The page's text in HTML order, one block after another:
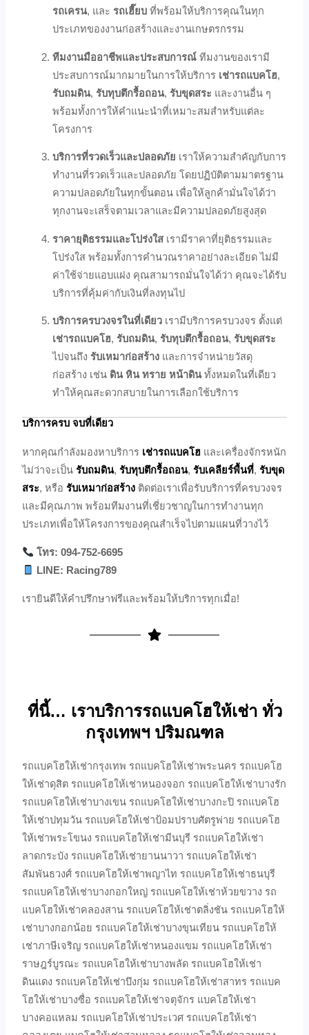
รถเครน, และรถเฮี๊ยบ ที่พร้อมให้บริการคุณในทุก
ประเภทของงานก่อสร้างและงานเกษตรกรรม
ทีมงานมืออาชีพและประสบการณ์ ทีมงานของเรามี
ประสบการณ์มากมายในการให้บริการ เช่ารถแบคโฮ,
รับถมดิน,รับทุบตึกรื้อถอน,รับขุดสระ และงานอื่น ๆ
พร้อมทั้งการให้คำแนะนำที่เหมาะสมสำหรับแต่ละ
โครงการ
บริการที่รวดเร็วและปลอดภัย เราให้ความสำคัญกับการ
ทำงานที่รวดเร็วและปลอดภัย โดยปฏิบัติตามมาตรฐาน
ความปลอดภัยในทุกขั้นตอน เพื่อให้ลูกค้ามั่นใจได้ว่า
ทุกงานจะเสร็จตามเวลาและมีความปลอดภัยสูงสุด
ราคายุติธรรมและโปร่งใส เรามีราคาที่ยุติธรรมและ
โปร่งใส พร้อมทั้งการคำนวณราคาอย่างละเอียด ไม่มี
ค่าใช้จ่ายแอบแฝง คุณสามารถมั่นใจได้ว่า คุณจะได้รับ
บริการที่คุ้มค่ากับเงินที่ลงทุนไป
บริการครบวงจรในที่เดียว เรามีบริการครบวงจร ตั้งแต่
เช่ารถแบคโฮ,รับถมดิน,รับทุบตึกรื้อถอน,รับขุดสระ
ไปจนถึงรับเหมาก่อสร้าง และการจำหน่ายวัสดุ
ก่อสร้าง เช่น ดิน หิน ทราย หน้าดินทั้งหมดในที่เดียว
ทำให้คุณสะดวกสบายในการเลือกใช้บริการ
บริการครบ จบที่เดียว
หากคุณกำลังมองหาบริการ เช่ารถแบคโฮ และเครื่องจักรหนัก
ไม่ว่าจะเป็นรับถมดิน,รับทุบตึกรื้อถอน, รับเคลียร์พื้นที่,รับขุด
สระ, หรือรับเหมาก่อสร้าง ติดต่อเราเพื่อรับบริการที่ครบวงจร
และมีคุณภาพ พร้อมทีมงานที่เชี่ยวชาญในการทำงานทุก
ประเภทเพื่อให้โครงการของคุณสำเร็จไปตามแผนที่วางไว้
โทร: 094-752-6695
LINE: Racing789
เรายินดีให้คำปรึกษาฟรีและพร้อมให้บริการทุกเมื่อ!
ที่นี้… เราบริการรถแบคโฮให้เช่า ทั่ว
กรุงเทพฯ ปริมณฑล
รถแบคโฮให้เช่ากรุงเทพ รถแบคโฮให้เช่าพระนคร รถแบคโฮ
ให้เช่าดุสิต รถแบคโฮให้เช่าหนองจอก รถแบคโฮให้เช่าบางรัก
รถแบคโฮให้เช่าบางเขน รถแบคโฮให้เช่าบางกะปิ รถแบคโฮ
ให้เช่าปทุมวัน รถแบคโฮให้เช่าป้อมปราบศัตรูพ่าย รถแบคโฮ
ให้เช่าพระโขนง รถแบคโฮให้เช่ามีนบุรี รถแบคโฮให้เช่า
ลาดกระบัง รถแบคโฮให้เช่ายานนาวา รถแบคโฮให้เช่า
สัมพันธวงศ์ รถแบคโฮให้เช่าพญาไท รถแบคโฮให้เช่าธนบุรี
รถแบคโฮให้เช่าบางกอกใหญ่ รถแบคโฮให้เช่าห้วยขวาง รถ
แบคโฮให้เช่าคลองสาน รถแบคโฮให้เช่าตลิ่งชัน รถแบคโฮให้
เช่าบางกอกน้อย รถแบคโฮให้เช่าบางขุนเทียน รถแบคโฮให้
เช่าภาษีเจริญ รถแบคโฮให้เช่าหนองแขม รถแบคโฮให้เช่า
ราษฎร์บูรณะ รถแบคโฮให้เช่าบางพลัด รถแบคโฮให้เช่า
ดินแดง รถแบคโฮให้เช่าบึงกุ่ม รถแบคโฮให้เช่าสาทร รถแบค
โฮให้เช่าบางซื่อ รถแบคโฮให้เช่าจตุจักร แบคโฮให้เช่า
บางคอแหลม รถแบคโฮให้เช่าประเวศ รถแบคโฮให้เช่า